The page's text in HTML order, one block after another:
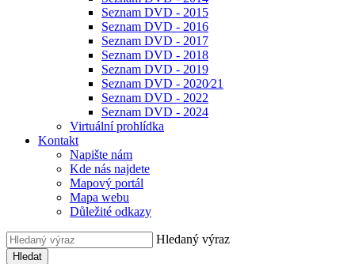
Seznam DVD - 2015
Seznam DVD - 2016
Seznam DVD - 2017
Seznam DVD - 2018
Seznam DVD - 2019
Seznam DVD - 2020⁄21
Seznam DVD - 2022
Seznam DVD - 2024
Virtuální prohlídka
Kontakt
Napište nám
Kde nás najdete
Mapový portál
Mapa webu
Důležité odkazy
Hledaný výraz
Hledat